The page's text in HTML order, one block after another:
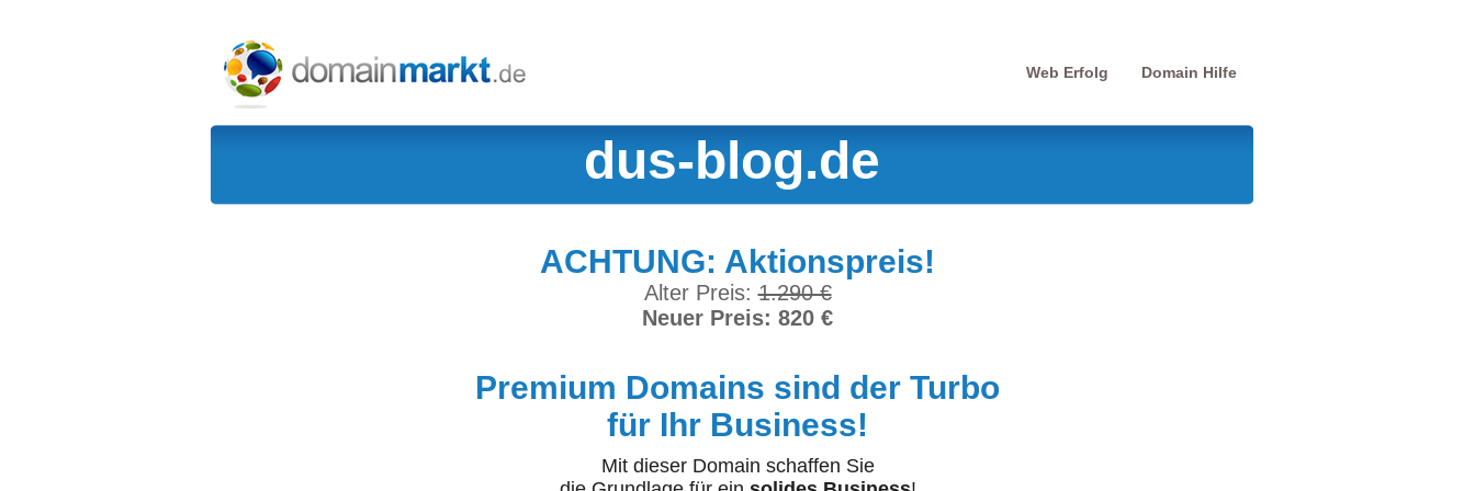
Web Erfolg Domain Hilfe
dus-blog.de
ACHTUNG: Aktionspreis!
Alter Preis:1.290 €
Neuer Preis: 820 €
Premium Domains sind der Turbo
für Ihr Business!
Mit dieser Domain schaffen Sie